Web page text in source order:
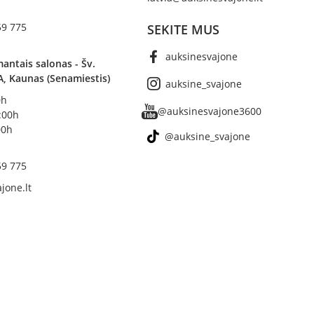
775
salonas - Šv.
Kaunas (Senamiestis)
775
SEKITE MUS
auksinesvajone
auksine_svajone
@auksinesvajone3600
@auksine_svajone